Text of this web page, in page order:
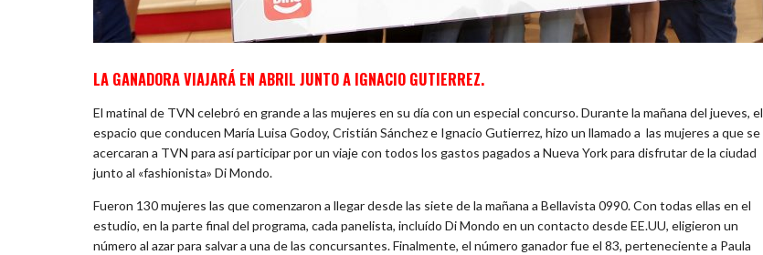
LA GANADORA VIAJARÁ EN ABRIL JUNTO A IGNACIO GUTIERREZ.
El matinal de TVN celebró en grande a las mujeres en su día con un especial concurso. Durante la mañana del jueves, el
espacio que conducen María Luisa Godoy, Cristián Sánchez e Ignacio Gutierrez, hizo un llamado a las mujeres a que se
acercaran a TVN para así participar por un viaje con todos los gastos pagados a Nueva York para disfrutar de la ciudad
junto al «fashionista» Di Mondo.
Fueron 130 mujeres las que comenzaron a llegar desde las siete de la mañana a Bellavista 0990. Con todas ellas en el
estudio, en la parte final del programa, cada panelista, incluído Di Mondo en un contacto desde EE.UU, eligieron un
número al azar para salvar a una de las concursantes. Finalmente, el número ganador fue el 83, perteneciente a Paula